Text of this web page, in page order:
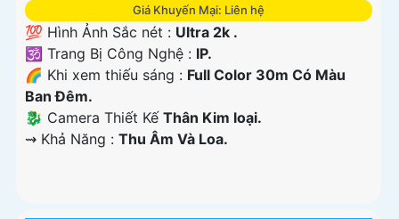
Giá Khuyến Mại: Liên hệ
💯 Hình Ảnh Sắc nét : Ultra 2k .
🕉️ Trang Bị Công Nghệ : IP.
🌈 Khi xem thiếu sáng : Full Color 30m Có Màu
Ban Ðêm.
🐉️ Camera Thiết Kế Thân Kim loại.
️⇝ Khả Năng : Thu Âm Và Loa.